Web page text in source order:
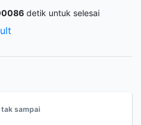
detik untuk selesai
sampai